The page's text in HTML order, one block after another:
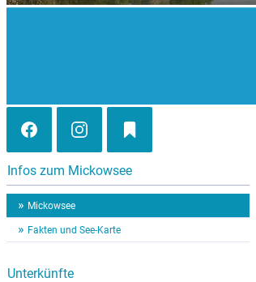
Infos zum Mickowsee
Mickowsee
Fakten und See-Karte
Unterkünfte